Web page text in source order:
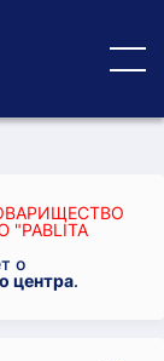
о
центра.